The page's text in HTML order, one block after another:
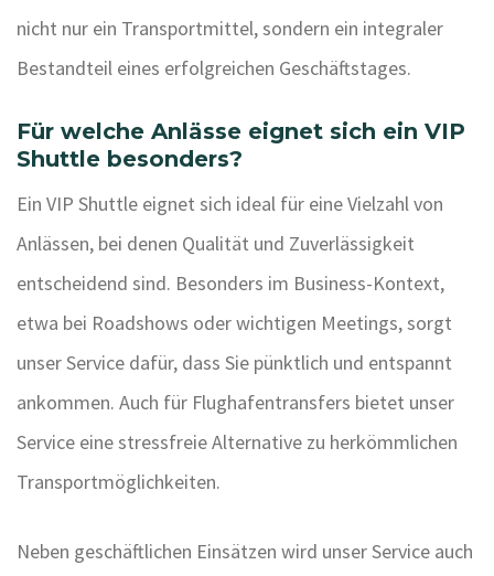
nicht nur ein Transportmittel, sondern ein integraler
Bestandteil eines erfolgreichen Geschäftstages.
Für welche Anlässe eignet sich ein VIP
Shuttle besonders?
Ein VIP Shuttle eignet sich ideal für eine Vielzahl von
Anlässen, bei denen Qualität und Zuverlässigkeit
entscheidend sind. Besonders im Business-Kontext,
etwa bei Roadshows oder wichtigen Meetings, sorgt
unser Service dafür, dass Sie pünktlich und entspannt
ankommen. Auch für Flughafentransfers bietet unser
Service eine stressfreie Alternative zu herkömmlichen
Transportmöglichkeiten.
Neben geschäftlichen Einsätzen wird unser Service auch